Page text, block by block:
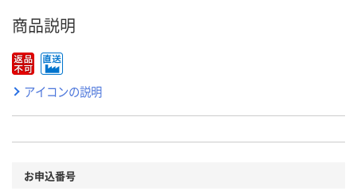
商品説明
アイコンの説明
お申込番号